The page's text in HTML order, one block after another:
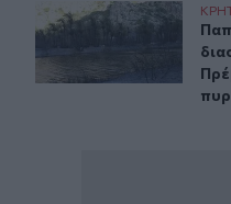
Παπασταύρου: Σχεδόν